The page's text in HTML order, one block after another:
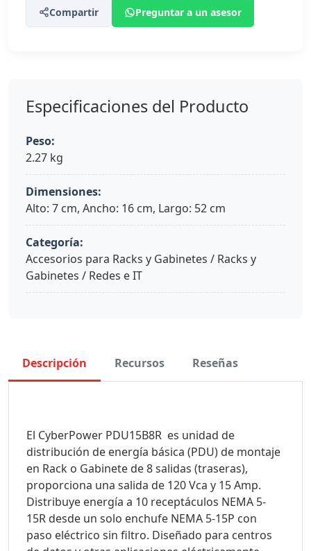
Compartir Preguntar a un asesor
Especificaciones del Producto
Peso:
2.27 kg
Dimensiones:
Alto: 7 cm, Ancho: 16 cm, Largo: 52 cm
Categoría:
Accesorios para Racks y Gabinetes / Racks y
Gabinetes / Redes e IT
Descripción Recursos Reseñas
El CyberPower PDU15B8R es unidad de
distribución de energía básica (PDU) de montaje
en Rack o Gabinete de 8 salidas (traseras),
proporciona una salida de 120 Vca y 15 Amp.
Distribuye energía a 10 receptáculos NEMA 5-
15R desde un solo enchufe NEMA 5-15P con
paso eléctrico sin filtro. Diseñado para centros